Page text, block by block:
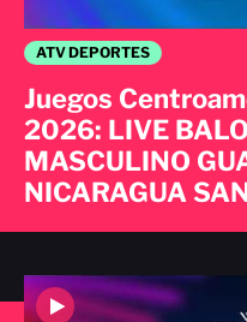
ATV DEPORTES
Juegos
2026: LIVE
MASCULINO
NICARAGUA